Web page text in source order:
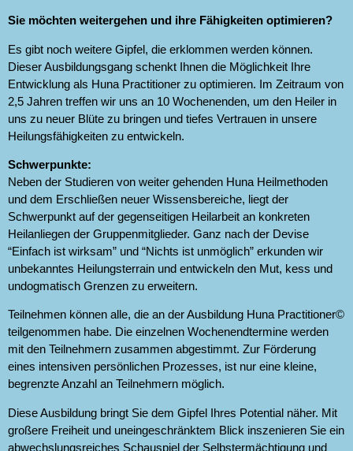
Sie möchten weitergehen und ihre Fähigkeiten optimieren?
Es gibt noch weitere Gipfel, die erklommen werden können.
Dieser Ausbildungsgang schenkt Ihnen die Möglichkeit Ihre
Entwicklung als Huna Practitioner zu optimieren. Im Zeitraum von
2,5 Jahren treffen wir uns an 10 Wochenenden, um den Heiler in
uns zu neuer Blüte zu bringen und tiefes Vertrauen in unsere
Heilungsfähigkeiten zu entwickeln.
Schwerpunkte:
Neben der Studieren von weiter gehenden Huna Heilmethoden
und dem Erschließen neuer Wissensbereiche, liegt der
Schwerpunkt auf der gegenseitigen Heilarbeit an konkreten
Heilanliegen der Gruppenmitglieder. Ganz nach der Devise
“Einfach ist wirksam” und “Nichts ist unmöglich” erkunden wir
unbekanntes Heilungsterrain und entwickeln den Mut, kess und
undogmatisch Grenzen zu erweitern.
Teilnehmen können alle, die an der Ausbildung Huna Practitioner©
teilgenommen habe. Die einzelnen Wochenendtermine werden
mit den Teilnehmern zusammen abgestimmt. Zur Förderung
eines intensiven persönlichen Prozesses, ist nur eine kleine,
begrenzte Anzahl an Teilnehmern möglich.
Diese Ausbildung bringt Sie dem Gipfel Ihres Potential näher. Mit
großere Freiheit und uneingeschränktem Blick inszenieren Sie ein
abwechslungsreiches Schauspiel der Selbstermächtigung und